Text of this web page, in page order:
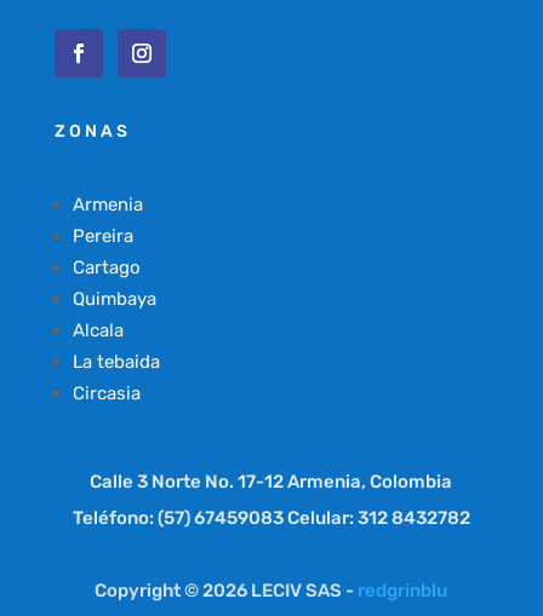
ZONAS
Armenia
Pereira
Cartago
Quimbaya
Alcala
La tebaida
Circasia
Calle 3 Norte No. 17-12 Armenia, Colombia
Teléfono: (57) 67459083 Celular: 312 8432782
Copyright © 2026 LECIV SAS - redgrinblu